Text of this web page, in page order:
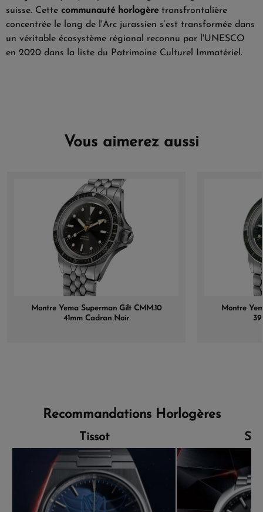
suisse. Cette communauté horlogèretransfrontalière
concentrée le long de l'Arc jurassien s’est transformée dans
un véritable écosystème régional reconnu par l'UNESCO
en 2020 dans la liste du Patrimoine Culturel Immatériel.
Vous aimerez aussi
Montre Yema Superman Gilt CMM.10
41mm Cadran Noir
Montre
Recommandations Horlogères
Tissot